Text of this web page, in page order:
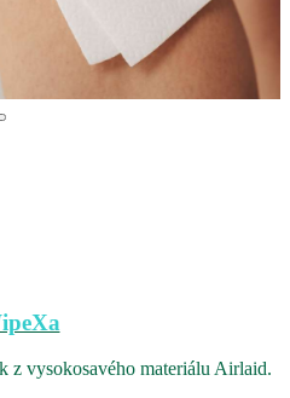
z vysokosavého materiálu Airlaid.